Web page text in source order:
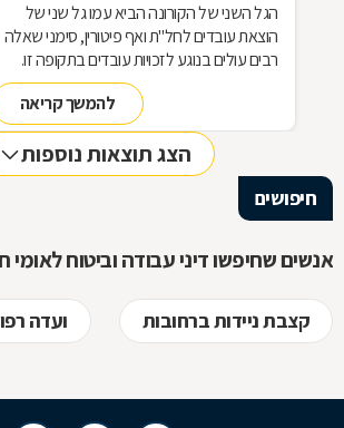
הגל השני של הקורונה הביא עמו גל שני של
הוצאת עובדים לחל"ת ואף פיטורין, סימני שאלה
רבים עולים בנוגע לזכויות עובדים בתקופה זו.
ריכזנו עבורכם מספר שאלות ותשובות חשובות
להמשך קריאה
הצג תוצאות נוספות
חיפושים
קצבת ניידות ברחובות ועדה